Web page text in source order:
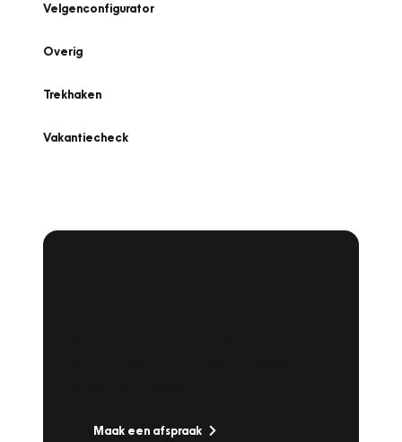
Velgenconfigurator
Overig
Trekhaken
Vakantiecheck
Maak een afspraak